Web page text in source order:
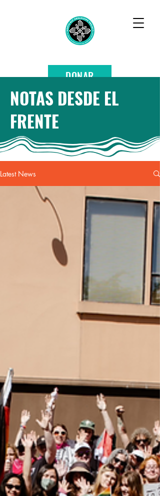
DONAR
NOTAS DESDE EL
FRENTE
Latest News